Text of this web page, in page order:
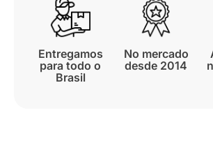
Entregamos
para todo o
Brasil
No mercado
desde 2014